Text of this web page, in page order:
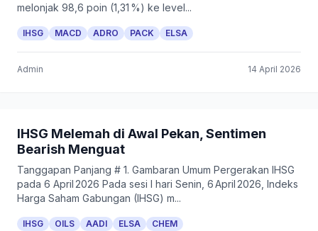
melonjak 98,6 poin (1,31 %) ke level...
IHSG MACD ADRO PACK ELSA
Admin 14 April 2026
IHSG Melemah di Awal Pekan, Sentimen
Bearish Menguat
Tanggapan Panjang # 1. Gambaran Umum Pergerakan IHSG
pada 6 April 2026 Pada sesi I hari Senin, 6 April 2026, Indeks
Harga Saham Gabungan (IHSG) m...
IHSG OILS AADI ELSA CHEM